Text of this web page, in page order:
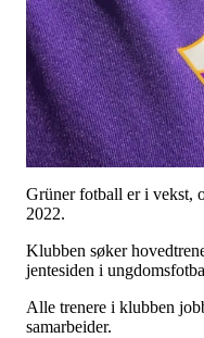
Grüner fotball er i vekst,
2022.
Klubben søker
jentesiden i
Alle trenere i klubben
samarbeider.